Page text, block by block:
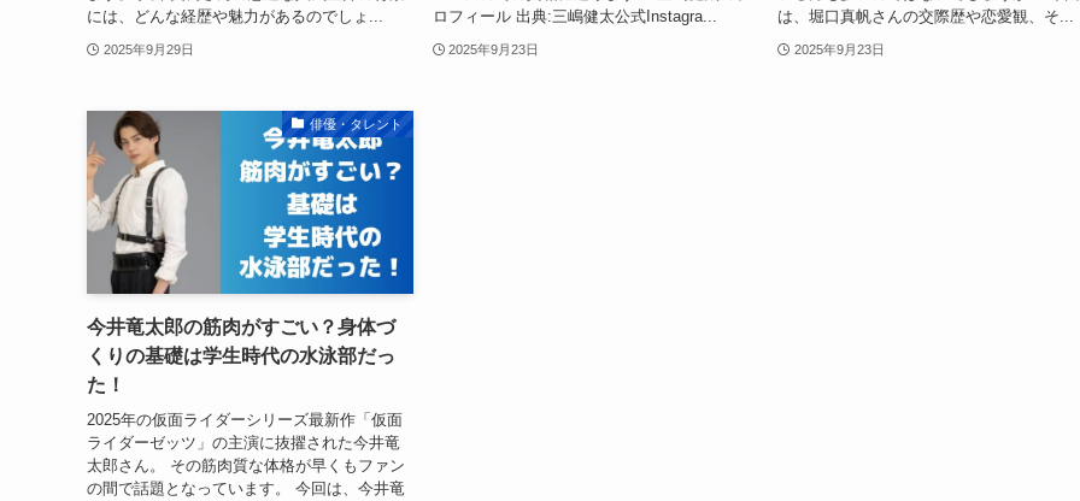
には、どんな経歴や魅力があるのでしょ...
2025年9月29日
ロフィール 出典:三嶋健太公式Instagra...
2025年9月23日
は、堀口真帆さんの交際歴や恋愛観、そ...
2025年9月23日
俳優・タレント
今井竜太郎の筋肉がすごい？身体づ
くりの基礎は学生時代の水泳部だっ
た！
2025年の仮面ライダーシリーズ最新作「仮面
ライダーゼッツ」の主演に抜擢された今井竜
太郎さん。 その筋肉質な体格が早くもファン
の間で話題となっています。 今回は、今井竜